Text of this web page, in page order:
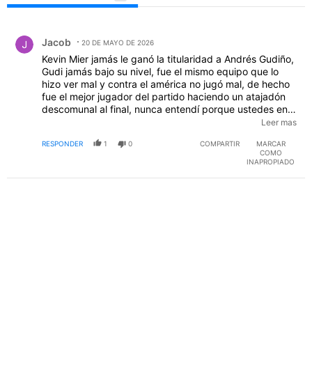
Jacob 20 DE MAYO DE 2026
Kevin Mier jamás le ganó la titularidad a Andrés Gudiño,
Gudi jamás bajo su nivel, fue el mismo equipo que lo
hizo ver mal y contra el américa no jugó mal, de hecho
fue el mejor jugador del partido haciendo un atajadón
descomunal al final, nunca entendí porque ustedes en
Vamos Azul siempre han apoyado a Mier y dicen que
quitaron de manera injusta, que no se note que son
Leer mas
RESPONDER 1 0 COMPARTIR
MARCAR
COMO
INAPROPIADO